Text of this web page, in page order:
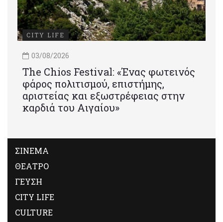
CITY LIFE
03/08/2026
Τhe Chios Festival: «Ένας φωτεινός
φάρος πολιτισμού, επιστήμης,
αριστείας και εξωστρέφειας στην
καρδιά του Αιγαίου»
ΣΙΝΕΜΑ
ΘΕΑΤΡΟ
ΓΕΥΣΗ
CITY LIFE
CULTURE